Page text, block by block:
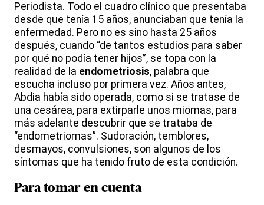
Periodista. Todo el cuadro clínico que presentaba
desde que tenía 15 años, anunciaban que tenía la
enfermedad. Pero no es sino hasta 25 años
después, cuando “de tantos estudios para saber
por qué no podía tener hijos”, se topa con la
realidad de la endometriosis, palabra que
escucha incluso por primera vez. Años antes,
Abdia había sido operada, como si se tratase de
una cesárea, para extirparle unos miomas, para
más adelante descubrir que se trataba de
“endometriomas”. Sudoración, temblores,
desmayos, convulsiones, son algunos de los
síntomas que ha tenido fruto de esta condición.
Para tomar en cuenta